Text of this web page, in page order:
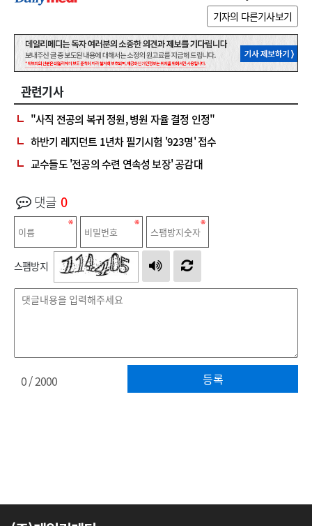
기자의 다른기사보기
관련기사
"사직 전공의 복귀 정원, 병원 자율 결정 인정"
하반기 레지던트 1년차 필기시험 '923명' 접수
교수들도 '전공의 수련 연속성 보장' 공감대
댓글 0
스팸방지
등록
0/ 2000